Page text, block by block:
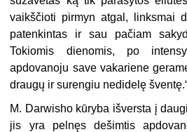
vaikščioti pirmyn atgal, linksmai
patenkintas ir sau pačiam
Tokiomis dienomis, po
apdovanoju save vakariene
draugų ir surengiu nedidelę
M. Darwisho kūryba išversta į
jis yra pelnęs dešimtis